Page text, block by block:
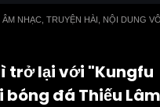
NHẠC, TRUYỆN HÀI, NỘI DUNG
trở lại với "Kungfu
bóng đá Thiếu Lâm